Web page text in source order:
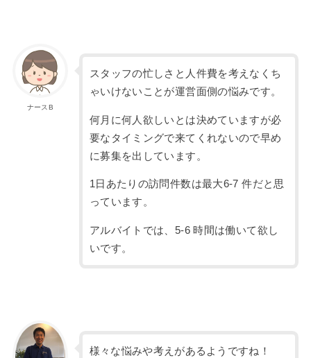
ナースB
スタッフの忙しさと人件費を考えなくち
ゃいけないことが運営面側の悩みです。
何月に何人欲しいとは決めていますが必
要なタイミングで来てくれないので早め
に募集を出しています。
1日あたりの訪問件数は最大6-7 件だと思
っています。
アルバイトでは、5-6 時間は働いて欲し
いです。
様々な悩みや考えがあるようですね！